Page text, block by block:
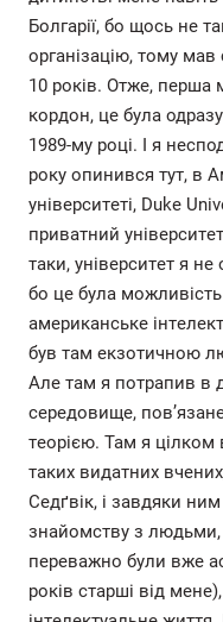
Болгарії, бо щось не
організацію, тому
10 років. Отже, перша
кордон, це була
1989-му році. І я
року опинився тут, в
університеті, Duke
приватний
таки, університет я
бо це була
американське
був там екзотичною
Але там я потрапив в
середовище,
теорією. Там я
таких видатних
Седґвік, і завдяки ним
знайомству з
переважно були вже
років старші від